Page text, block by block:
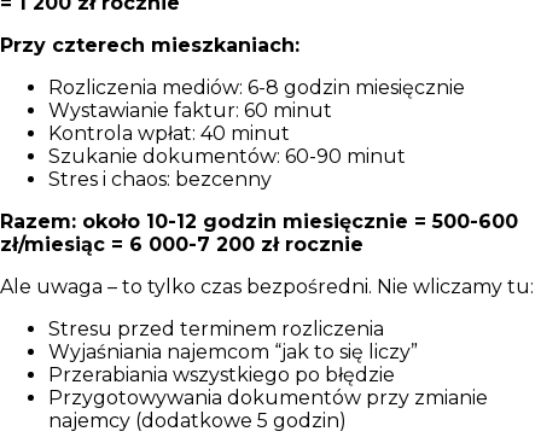
Przy czterech mieszkaniach:
Rozliczenia mediów: 6-8 godzin miesięcznie
Wystawianie faktur: 60 minut
Kontrola wpłat: 40 minut
Szukanie dokumentów: 60-90 minut
Stres i chaos: bezcenny
Razem: około 10-12 godzin miesięcznie = 500-600
zł/miesiąc = 6 000-7 200 zł rocznie
Ale uwaga – to tylko czas bezpośredni. Nie wliczamy tu:
Stresu przed terminem rozliczenia
Wyjaśniania najemcom “jak to się liczy”
Przerabiania wszystkiego po błędzie
Przygotowywania dokumentów przy zmianie
najemcy (dodatkowe 5 godzin)